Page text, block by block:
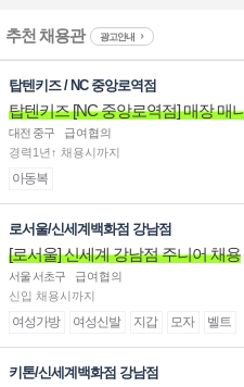
추천 채용관 광고안내
탑텐키즈 / NC 중앙로역점
탑텐키즈 [NC 중앙로역점] 매장 매
대전 중구
급여협의
경력1년↑ 채용시까지
아동복
로서울/신세계백화점 강남점
[로서울] 신세계 강남점 주니어 채용
서울 서초구
급여협의
신입 채용시까지
여성가방 여성신발 지갑 모자 벨트
키톤/신세계백화점 강남점